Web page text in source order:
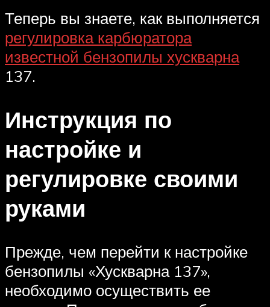
Теперь вы знаете, как выполняется
регулировка карбюратора
известной бензопилы хускварна
137.
Инструкция по
настройке и
регулировке своими
руками
Прежде, чем перейти к настройке
бензопилы «Хускварна 137»,
необходимо осуществить ее